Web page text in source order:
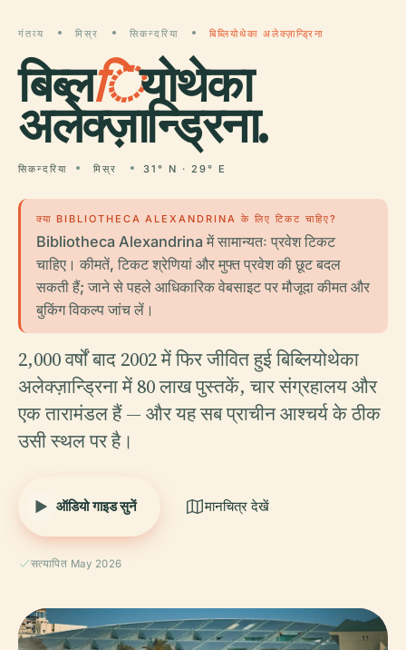
गंतव्य मिस्र सिकन्दरिया बिब्लियोथेका अलेक्ज़ान्ड्रिना
बिब्लियोथेका
अलेक्ज़ान्ड्रिना.
सिकन्दरिया मिस्र 31° N · 29° E
क्या BIBLIOTHECA ALEXANDRINA के लिए टिकट चाहिए?
Bibliotheca Alexandrina में सामान्यतः प्रवेश टिकट
चाहिए। कीमतें, टिकट श्रेणियां और मुफ्त प्रवेश की छूट बदल
सकती हैं; जाने से पहले आधिकारिक वेबसाइट पर मौजूदा कीमत और
बुकिंग विकल्प जांच लें।
2,000 वर्षों बाद 2002 में फिर जीवित हुई बिब्लियोथेका
अलेक्ज़ान्ड्रिना में 80 लाख पुस्तकें, चार संग्रहालय और
एक तारामंडल हैं — और यह सब प्राचीन आश्चर्य के ठीक
उसी स्थल पर है।
ऑडियो गाइड सुनें मानचित्र देखें
सत्यापित May 2026